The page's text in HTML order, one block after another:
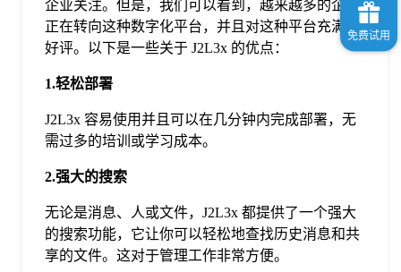
企业关注。但是，我们可以看到，越来越多的企业
正在转向这种数字化平台，并且对这种平台充满了
好评。以下是一些关于 J2L3x 的优点：
1.轻松部署
J2L3x 容易使用并且可以在几分钟内完成部署，无
需过多的培训或学习成本。
2.强大的搜索
无论是消息、人或文件，J2L3x 都提供了一个强大
的搜索功能，它让你可以轻松地查找历史消息和共
享的文件。这对于管理工作非常方便。